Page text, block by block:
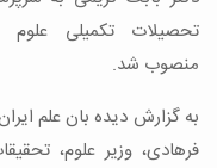
تحصیلات تکمیلی علوم
منصوب شد.
به گزارش دیده بان علم
فرهادی، وزیر علوم،